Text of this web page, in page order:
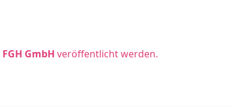
FGH GmbH veröffentlicht werden.